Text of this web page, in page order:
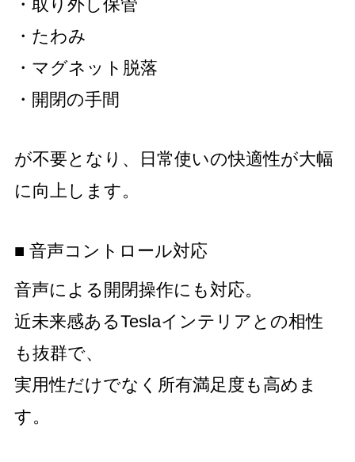
・取り外し保管
・たわみ
・マグネット脱落
・開閉の手間
が不要となり、日常使いの快適性が大幅
に向上します。
■ 音声コントロール対応
音声による開閉操作にも対応。
近未来感あるTeslaインテリアとの相性
も抜群で、
実用性だけでなく所有満足度も高めま
す。